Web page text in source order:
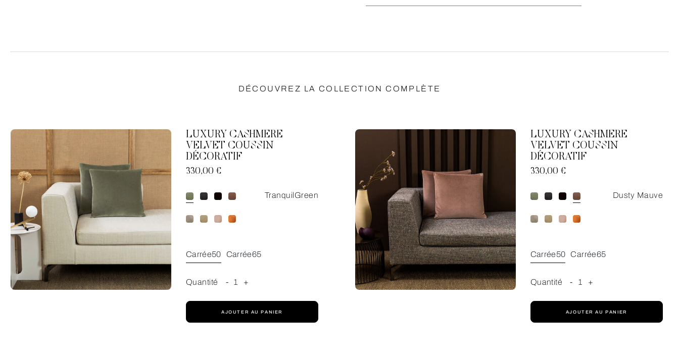
DÉCOUVREZ LA COLLECTION COMPLÈTE
LUXURY CASHMERE
VELVET COUSSIN
DÉCORATIF
330,00 €
TranquilGreen
Carrée50 Carrée65
Quantité - 1 +
AJOUTER AU PANIER
LUXURY CASHMERE
VELVET COUSSIN
DÉCORATIF
330,00 €
Dusty Mauve
Carrée50 Carrée65
Quantité - 1 +
AJOUTER AU PANIER